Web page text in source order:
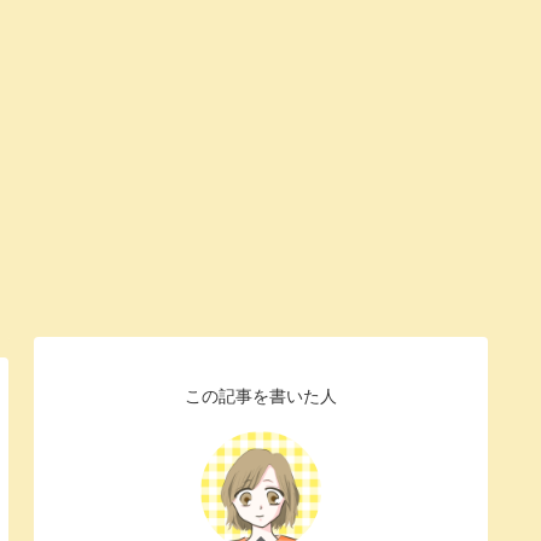
この記事を書いた人